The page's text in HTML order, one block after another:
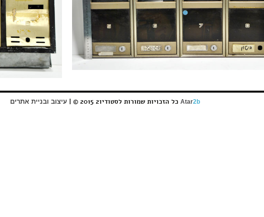
כל הזכויות שמורות לסטודיו2 2015 © |עיצוב ובניית אתרים Atar2b